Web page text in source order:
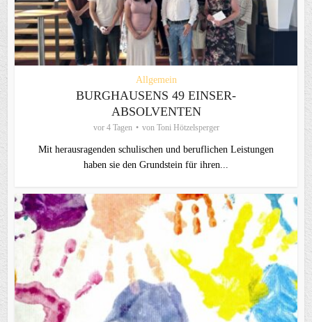
Allgemein
BURGHAUSENS 49 EINSER-
ABSOLVENTEN
vor 4 Tagen von Toni Hötzelsperger
Mit herausragenden schulischen und beruflichen Leistungen
haben sie den Grundstein für ihren...